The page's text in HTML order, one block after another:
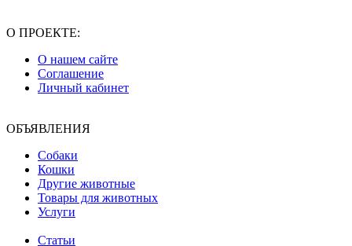
О ПРОЕКТЕ:
О нашем сайте
Соглашение
Личный кабинет
ОБЪЯВЛЕНИЯ
Собаки
Кошки
Другие животные
Товары для животных
Услуги
Статьи